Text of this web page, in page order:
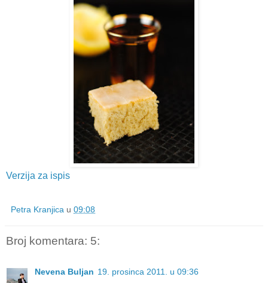
Verzija za ispis
Petra Kranjica u 09:08
Broj komentara: 5:
Nevena Buljan 19. prosinca 2011. u 09:36